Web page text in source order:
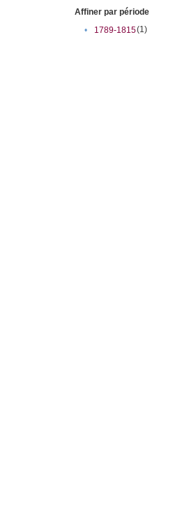
Affiner par période
•
1789-1815(1)